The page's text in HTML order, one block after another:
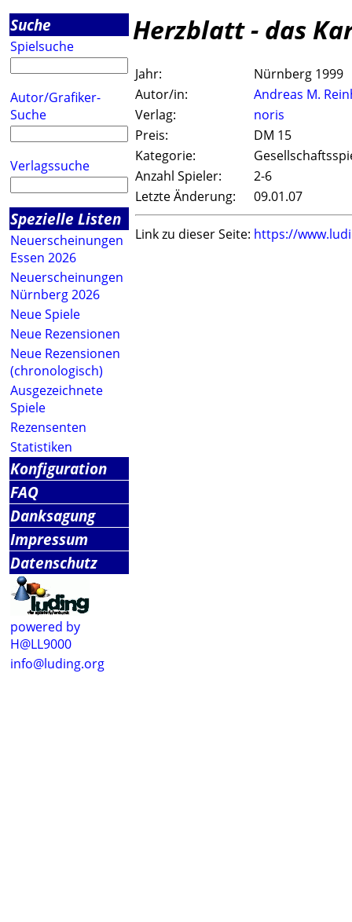
Suche
Spielsuche
Autor/Grafiker-
Suche
Verlagssuche
Spezielle Listen
Neuerscheinungen
Essen 2026
Neuerscheinungen
Nürnberg 2026
Neue Spiele
Neue Rezensionen
Neue Rezensionen
(chronologisch)
Ausgezeichnete
Spiele
Rezensenten
Statistiken
Konfiguration
FAQ
Danksagung
Impressum
Datenschutz
powered by
H@LL9000
info@luding.org
Herzblatt - das
Jahr:
Nürnberg 1999
Autor/in:
Andreas M.
Verlag:
noris
Preis:
DM 15
Kategorie:
Anzahl Spieler:
2-6
Letzte Änderung:
09.01.07
Link zu dieser Seite: https://